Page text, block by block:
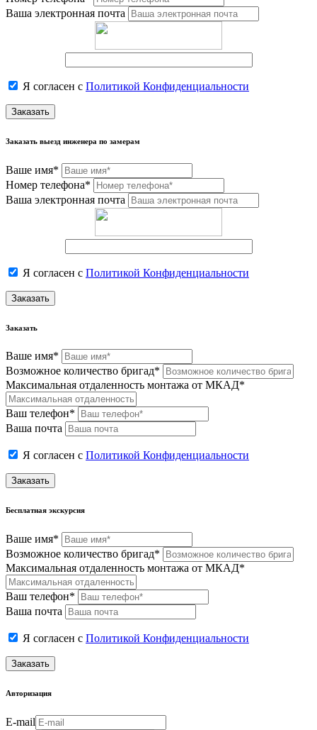
Ваша электронная почта
Я согласен с Политикой Конфиденциальности
Заказать
Заказать выезд инженера по замерам
Ваше имя*
Номер телефона*
Ваша электронная почта
Я согласен с Политикой Конфиденциальности
Заказать
Заказать
Ваше имя*
Возможное количество бригад*
Максимальная отдаленность монтажа от МКАД*
Ваш телефон*
Ваша почта
Я согласен с Политикой Конфиденциальности
Заказать
Бесплатная экскурсия
Ваше имя*
Возможное количество бригад*
Максимальная отдаленность монтажа от МКАД*
Ваш телефон*
Ваша почта
Я согласен с Политикой Конфиденциальности
Заказать
Авторизация
E-mail